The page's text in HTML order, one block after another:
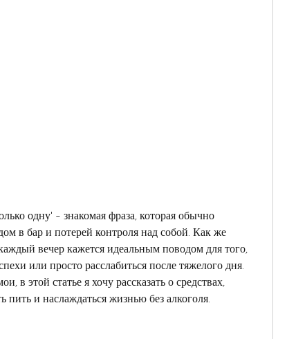
одну' - знакомая фраза, которая обычно
в бар и потерей контроля над собой. Как же
вечер кажется идеальным поводом для того,
или просто расслабиться после тяжелого дня.
в этой статье я хочу рассказать о средствах,
пить и наслаждаться жизнью без алкоголя.